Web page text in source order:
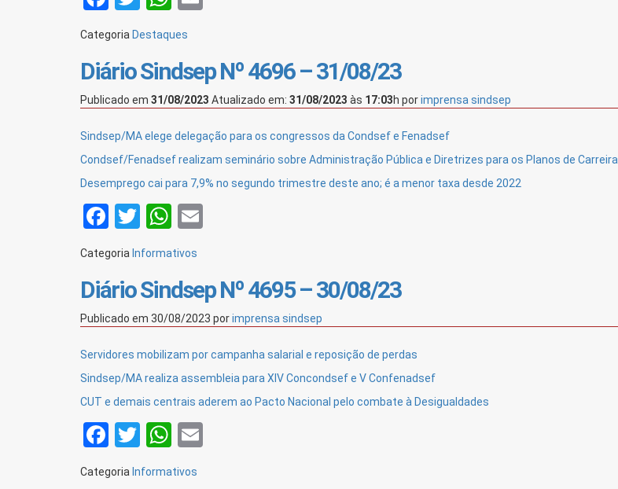
Categoria Destaques
Diário Sindsep Nº 4696 – 31/08/23
Publicado em 31/08/2023 Atualizado em: 31/08/2023 às 17:03h porimprensa sindsep
Sindsep/MA elege delegação para os congressos da Condsef e Fenadsef
Condsef/Fenadsef realizam seminário sobre Administração Pública e Diretrizes para os Planos de Carreira
Desemprego cai para 7,9% no segundo trimestre deste ano; é a menor taxa desde 2022
Facebook
TwitterWhatsApp
Categoria Informativos
Diário Sindsep Nº 4695 – 30/08/23
Publicado em 30/08/2023 porimprensa sindsep
Servidores mobilizam por campanha salarial e reposição de perdas
Sindsep/MA realiza assembleia para XIV Concondsef e V Confenadsef
CUT e demais centrais aderem ao Pacto Nacional pelo combate à Desigualdades
Facebook
TwitterWhatsApp
Categoria Informativos